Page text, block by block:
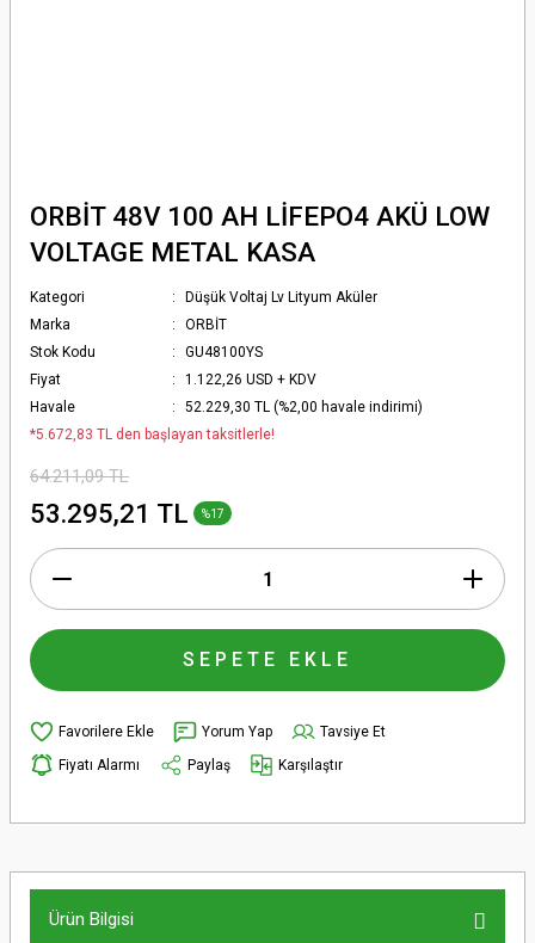
ORBİT 48V 100 AH LİFEPO4 AKÜ LOW
VOLTAGE METAL KASA
Kategori
Düşük Voltaj Lv Lityum Aküler
Marka
ORBİT
Stok Kodu
GU48100YS
Fiyat
1.122,26 USD + KDV
Havale
52.229,30 TL (%2,00 havale indirimi)
*5.672,83 TL den başlayan taksitlerle!
64.211,09 TL
53.295,21 TL %17
SEPETE EKLE
Yorum Yap
Tavsiye Et
Fiyatı Alarmı
Paylaş Karşılaştır
Ürün Bilgisi